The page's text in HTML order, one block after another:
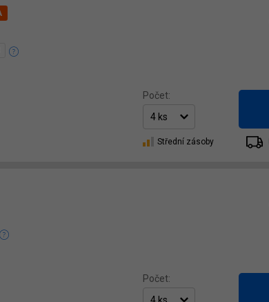
Počet:
Střední zásoby
Počet: